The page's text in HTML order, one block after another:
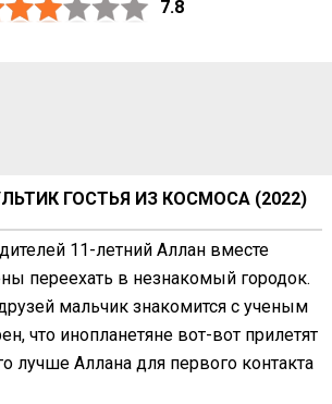
7.8
ГОСТЬЯ ИЗ КОСМОСА (2022)
11-летний Аллан вместе
переехать в незнакомый городок.
мальчик знакомится с ученым
что инопланетяне вот-вот прилетят
лучше Аллана для первого контакта